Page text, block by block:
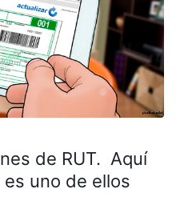
de RUT. Aquí
es uno de ellos